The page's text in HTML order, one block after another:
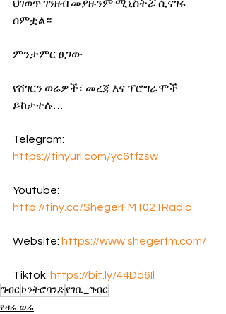
ህገወጥ ገንዘብ መያዙንም ሚኒስትሯ ሲናገሩ
ሰምቷል።
ምንታምር ፀጋው
የሸገርን ወሬዎች፣ መረጃ እና ፕሮግራሞች
ይከታተሉ…
Telegram:
https://tinyurl.com/yc6tfzsw
Youtube:
http://tiny.cc/ShegerFM1021Radio
Website: https://www.shegerfm.com/
Tiktok: https://bit.ly/44Dd6Il
ግብር ኮንትሮባንድየገቢ_ግብር
የዛሬ ወሬ